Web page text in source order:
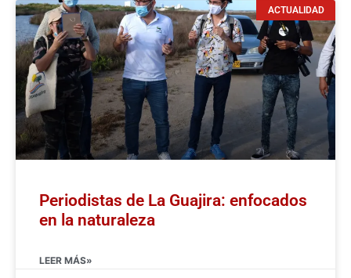
ACTUALIDAD
Periodistas de La Guajira: enfocados
en la naturaleza
LEER MÁS»